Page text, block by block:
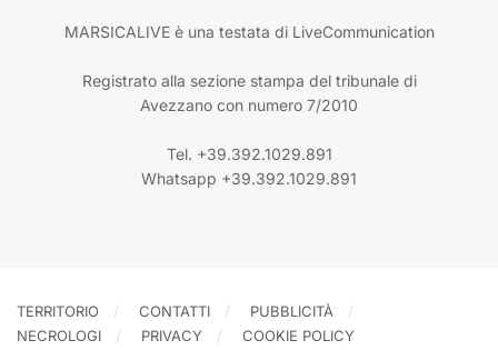
MARSICALIVE è una testata di LiveCommunication
Registrato alla sezione stampa del tribunale di
Avezzano con numero 7/2010
Tel. +39.392.1029.891
Whatsapp +39.392.1029.891
TERRITORIO CONTATTI
PUBBLICITÀ
NECROLOGI
PRIVACY COOKIE POLICY